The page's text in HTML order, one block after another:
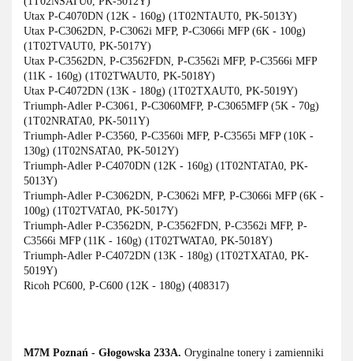
Utax P-C4070DN (12K - 160g) (1T02NTAUT0, PK-5013Y)
Utax P-C3062DN, P-C3062i MFP, P-C3066i MFP (6K - 100g)
(1T02TVAUT0, PK-5017Y)
Utax P-C3562DN, P-C3562FDN, P-C3562i MFP, P-C3566i MFP
(11K - 160g) (1T02TWAUT0, PK-5018Y)
Utax P-C4072DN (13K - 180g) (1T02TXAUT0, PK-5019Y)
Triumph-Adler P-C3061, P-C3060MFP, P-C3065MFP (5K - 70g)
(1T02NRATA0, PK-5011Y)
Triumph-Adler P-C3560, P-C3560i MFP, P-C3565i MFP (10K -
130g) (1T02NSATA0, PK-5012Y)
Triumph-Adler P-C4070DN (12K - 160g) (1T02NTATA0, PK-
5013Y)
Triumph-Adler P-C3062DN, P-C3062i MFP, P-C3066i MFP (6K -
100g) (1T02TVATA0, PK-5017Y)
Triumph-Adler P-C3562DN, P-C3562FDN, P-C3562i MFP, P-
C3566i MFP (11K - 160g) (1T02TWATA0, PK-5018Y)
Triumph-Adler P-C4072DN (13K - 180g) (1T02TXATA0, PK-
5019Y)
Ricoh PC600, P-C600 (12K - 180g) (408317)
M7M Poznań - Głogowska 233A. Oryginalne tonery i zamienniki